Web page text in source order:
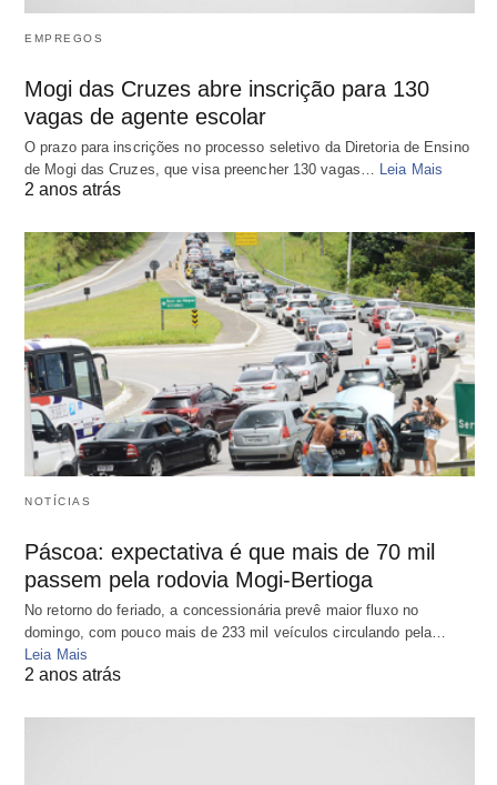
EMPREGOS
Mogi das Cruzes abre inscrição para 130
vagas de agente escolar
O prazo para inscrições no processo seletivo da Diretoria de Ensino
de Mogi das Cruzes, que visa preencher 130 vagas… Leia Mais
2 anos atrás
NOTÍCIAS
Páscoa: expectativa é que mais de 70 mil
passem pela rodovia Mogi-Bertioga
No retorno do feriado, a concessionária prevê maior fluxo no
domingo, com pouco mais de 233 mil veículos circulando pela…
Leia Mais
2 anos atrás